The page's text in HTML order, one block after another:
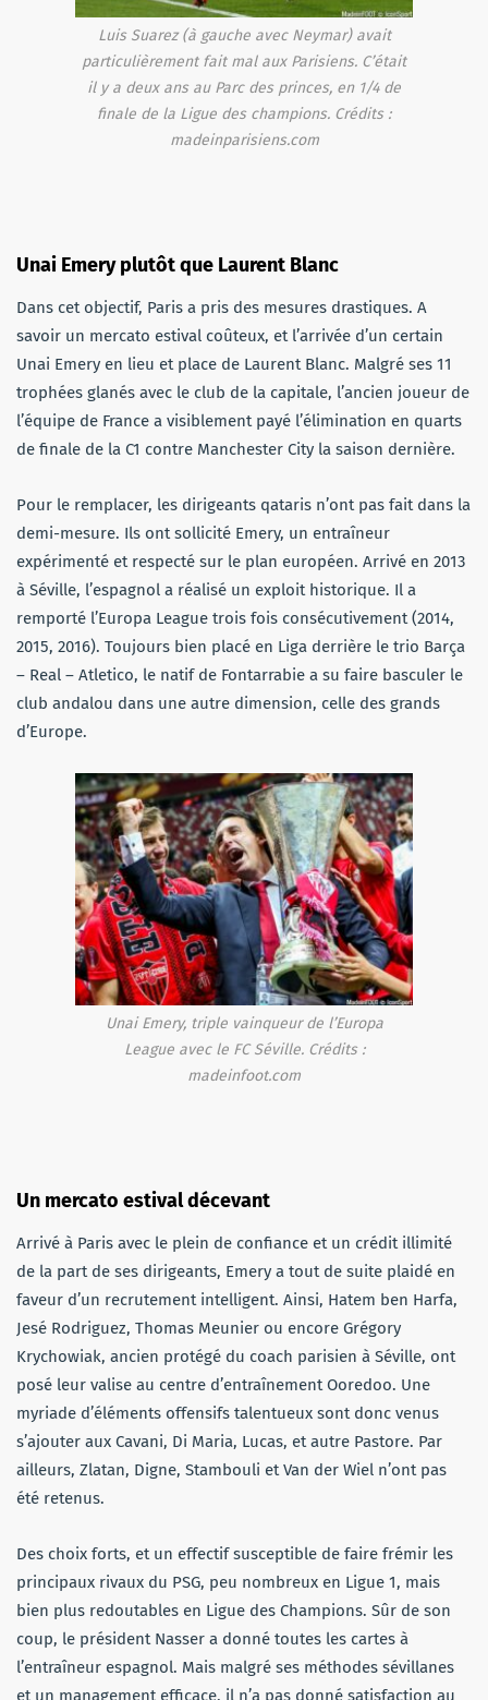
Luis Suarez (à gauche avec Neymar) avait
particulièrement fait mal aux Parisiens. C’était
il y a deux ans au Parc des princes, en 1/4 de
finale de la Ligue des champions. Crédits :
madeinparisiens.com
Unai Emery plutôt que Laurent Blanc
Dans cet objectif, Paris a pris des mesures drastiques. A
savoir un mercato estival coûteux, et l’arrivée d’un certain
Unai Emery en lieu et place de Laurent Blanc. Malgré ses 11
trophées glanés avec le club de la capitale, l’ancien joueur de
l’équipe de France a visiblement payé l’élimination en quarts
de finale de la C1 contre Manchester City la saison dernière.
Pour le remplacer, les dirigeants qataris n’ont pas fait dans la
demi-mesure. Ils ont sollicité Emery, un entraîneur
expérimenté et respecté sur le plan européen. Arrivé en 2013
à Séville, l’espagnol a réalisé un exploit historique. Il a
remporté l’Europa League trois fois consécutivement (2014,
2015, 2016). Toujours bien placé en Liga derrière le trio Barça
– Real – Atletico, le natif de Fontarrabie a su faire basculer le
club andalou dans une autre dimension, celle des grands
d’Europe.
Unai Emery, triple vainqueur de l’Europa
League avec le FC Séville. Crédits :
madeinfoot.com
Un mercato estival décevant
Arrivé à Paris avec le plein de confiance et un crédit illimité
de la part de ses dirigeants, Emery a tout de suite plaidé en
faveur d’un recrutement intelligent. Ainsi, Hatem ben Harfa,
Jesé Rodriguez, Thomas Meunier ou encore Grégory
Krychowiak, ancien protégé du coach parisien à Séville, ont
posé leur valise au centre d’entraînement Ooredoo. Une
myriade d’éléments offensifs talentueux sont donc venus
s’ajouter aux Cavani, Di Maria, Lucas, et autre Pastore. Par
ailleurs, Zlatan, Digne, Stambouli et Van der Wiel n’ont pas
été retenus.
Des choix forts, et un effectif susceptible de faire frémir les
principaux rivaux du PSG, peu nombreux en Ligue 1, mais
bien plus redoutables en Ligue des Champions. Sûr de son
coup, le président Nasser a donné toutes les cartes à
l’entraîneur espagnol. Mais malgré ses méthodes sévillanes
et un management efficace, il n’a pas donné satisfaction au